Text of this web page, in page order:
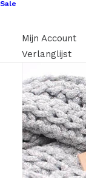
Sale
Mijn Account
Verlanglijst